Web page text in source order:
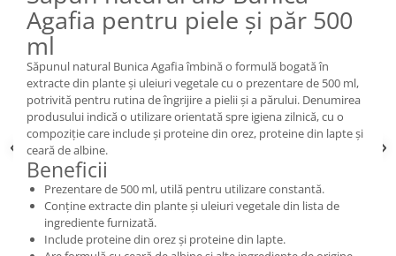
Agafia pentru piele și păr 500
ml
Săpunul natural Bunica Agafia îmbină o formulă bogată în
extracte din plante și uleiuri vegetale cu o prezentare de 500 ml,
potrivită pentru rutina de îngrijire a pielii și a părului. Denumirea
produsului indică o utilizare orientată spre igiena zilnică, cu o
compoziție care include și proteine din orez, proteine din lapte și
ceară de albine.
Beneficii
Prezentare de 500 ml, utilă pentru utilizare constantă.
Conține extracte din plante și uleiuri vegetale din lista de
ingrediente furnizată.
Include proteine din orez și proteine din lapte.